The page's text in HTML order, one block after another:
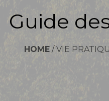
Guide
HOME /VIE